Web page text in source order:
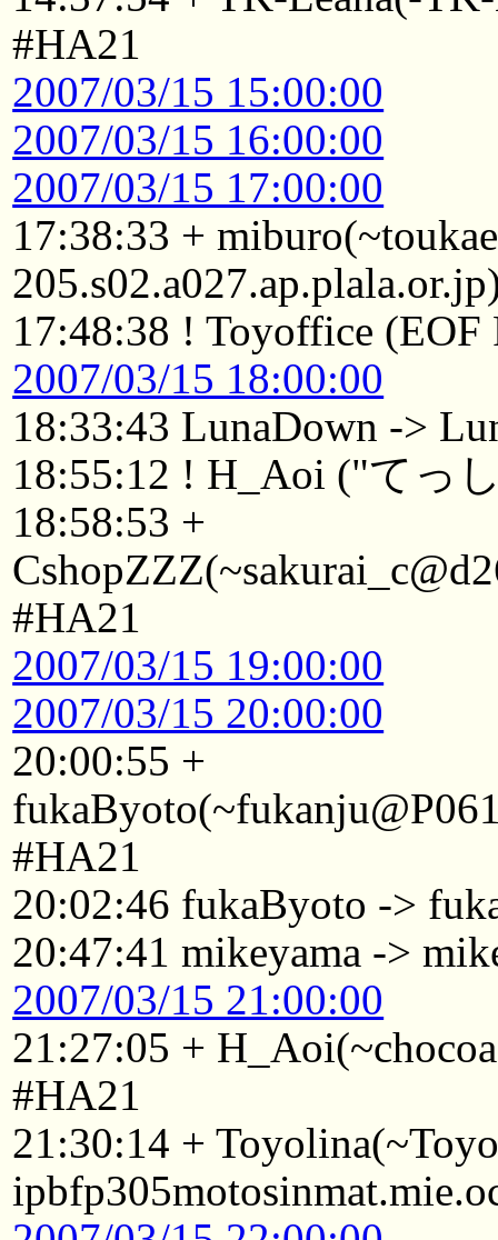
#HA21
2007/03/15 15:00:00
2007/03/15 16:00:00
2007/03/15 17:00:00
17:38:33 +
17:48:38 ! Toyoffice (EOF
2007/03/15 18:00:00
18:33:43 LunaDown ->
18:55:12 ! H_Aoi ("てっ
18:58:53 +
#HA21
2007/03/15 19:00:00
2007/03/15 20:00:00
20:00:55 +
#HA21
20:02:46 fukaByoto ->
20:47:41 mikeyama ->
2007/03/15 21:00:00
21:27:05 +
#HA21
21:30:14 +